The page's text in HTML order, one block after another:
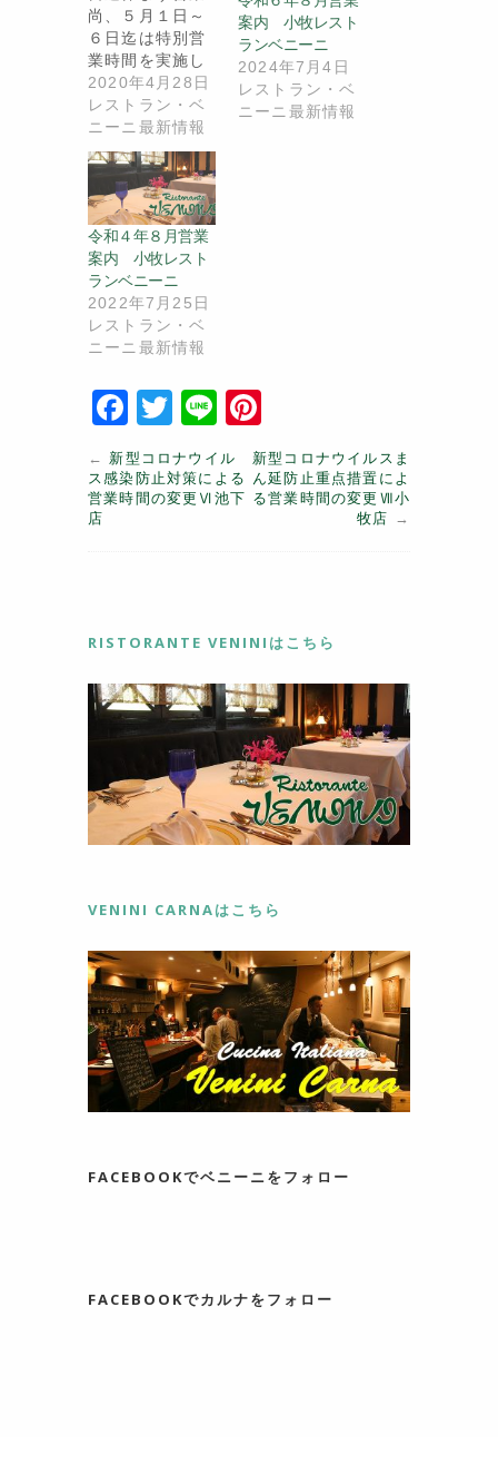
尚、５月１日～
６日迄は特別営
業時間を実施し
ております 小牧
店 ランチ１…
2020年4月28日
レストラン・ベ
ニーニ最新情報
案内 小牧レスト
ランベニーニ
2024年7月4日
レストラン・ベ
ニーニ最新情報
令和４年８月営業
案内 小牧レスト
ランベニーニ
2022年7月25日
レストラン・ベ
ニーニ最新情報
F
a
c
e
k
T
w
itt
er
Li
n
e
nt
er
e
← 新型コロナウイル
ス感染防止対策による
営業時間の変更Ⅵ池下
店
新型コロナウイルスま
ん延防止重点措置によ
る営業時間の変更Ⅶ小
牧店 →
RISTORANTE VENINIはこちら
VENINI CARNAはこちら
FACEBOOKでベニーニをフォロー
FACEBOOKでカルナをフォロー